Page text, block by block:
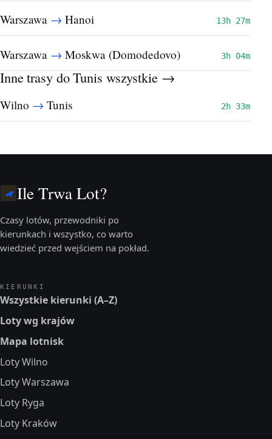
Warszawa → Hanoi 13h 27m
Warszawa → Moskwa (Domodedovo) 3h 04m
Inne trasy do Tuniswszystkie →
Wilno → Tunis 2h 33m
Ile Trwa Lot?
Czasy lotów, przewodniki po
kierunkach i wszystko, co warto
wiedzieć przed wejściem na pokład.
KIERUNKI
Wszystkie kierunki (A–Z)
Loty wg krajów
Mapa lotnisk
Loty Wilno
Loty Warszawa
Loty Ryga
Loty Kraków